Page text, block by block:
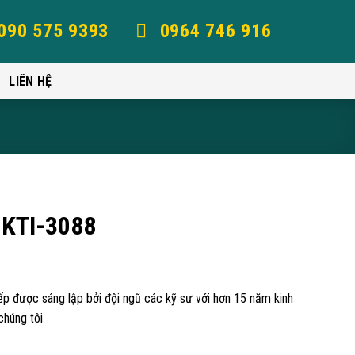
575 9393 0964 746 916
LIÊN HỆ
3088
được sáng lập bởi đội ngũ các kỹ sư với hơn 15 năm kinh
tôi